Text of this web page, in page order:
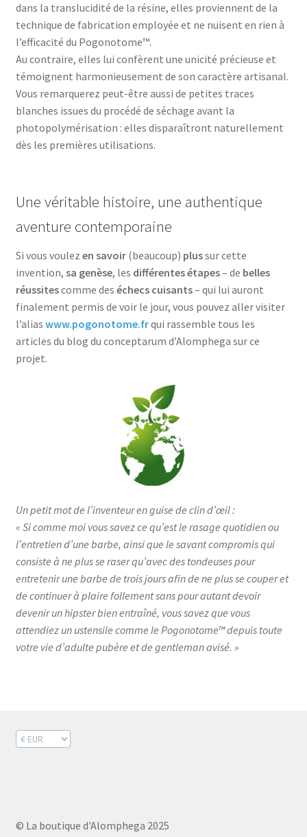
dans la translucidité de la résine, elles proviennent de la
technique de fabrication employée et ne nuisent en rien à
l’efficacité du Pogonotome™.
Au contraire, elles lui confèrent une unicité précieuse et
témoignent harmonieusement de son caractère artisanal.
Vous remarquerez peut-être aussi de petites traces
blanches issues du procédé de séchage avant la
photopolymérisation : elles disparaîtront naturellement
dès les premières utilisations.
Une véritable histoire, une authentique
aventure contemporaine
Si vous voulez en savoir(beaucoup) plussur cette
invention, sa genèse, les différentes étapes– de belles
réussitescomme des échecs cuisants– qui lui auront
finalement permis de voir le jour, vous pouvez aller visiter
l’alias www.pogonotome.frqui rassemble tous les
articles du blog du conceptarum d’Alomphega sur ce
projet.
Un petit mot de l’inventeur en guise de clin d’œil :
« Si comme moi vous savez ce qu’est le rasage quotidien ou
l’entretien d’une barbe, ainsi que le savant compromis qui
consiste à ne plus se raser qu’avec des tondeuses pour
entretenir une barbe de trois jours afin de ne plus se couper et
de continuer à plaire follement sans pour autant devoir
devenir un hipster bien entraîné, vous savez que vous
attendiez un ustensile comme le Pogonotome™ depuis toute
votre vie d’adulte pubère et de gentleman avisé. »
© La boutique d'Alomphega 2025